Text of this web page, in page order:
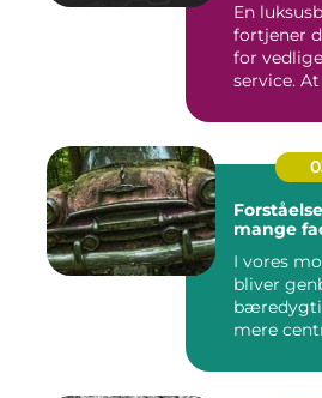
En
fortjener
for
service.
mange
I vores
bliver
mere